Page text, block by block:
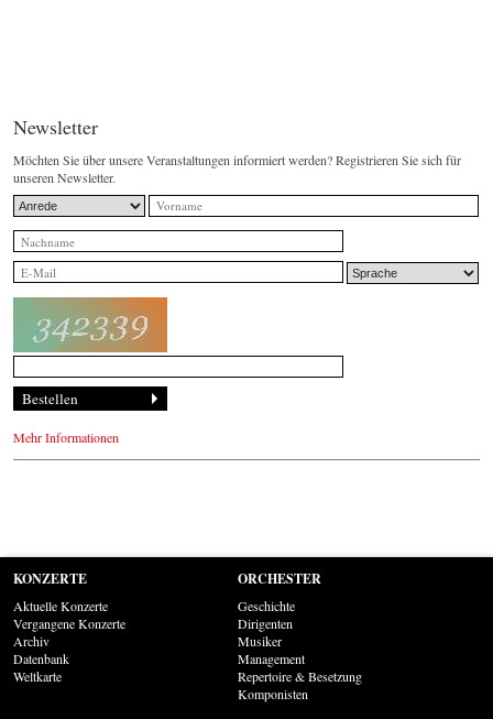
Newsletter
Möchten Sie über unsere Veranstaltungen informiert werden? Registrieren Sie sich für
unseren Newsletter.
Mehr Informationen
KONZERTE
Aktuelle Konzerte
Vergangene Konzerte
Archiv
Datenbank
Weltkarte
ORCHESTER
Geschichte
Dirigenten
Musiker
Management
Repertoire & Besetzung
Komponisten